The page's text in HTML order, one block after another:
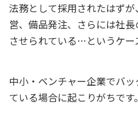
法務として採用されたはず
営、備品発注、さらには社長
させられている…というケー
中小・ベンチャー企業でバ
ている場合に起こりがちです。